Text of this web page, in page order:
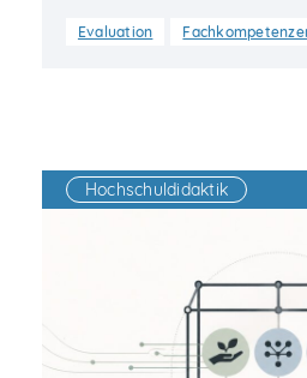
Evaluation
Hochschuldidaktik